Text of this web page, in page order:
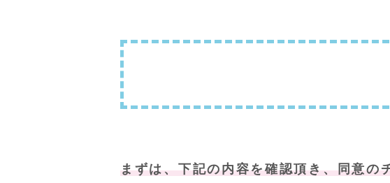
まずは、下記の内容を確認頂き、同意の